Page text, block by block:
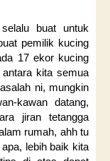
buat untuk
pemilik kucing
17 ekor kucing
kita semua
ni, mungkin
kawan datang,
jiran tetangga
rumah, ahh tu
lebih baik kita